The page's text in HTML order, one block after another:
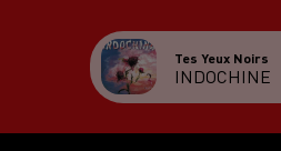
Tes Yeux Noirs
INDOCHINE